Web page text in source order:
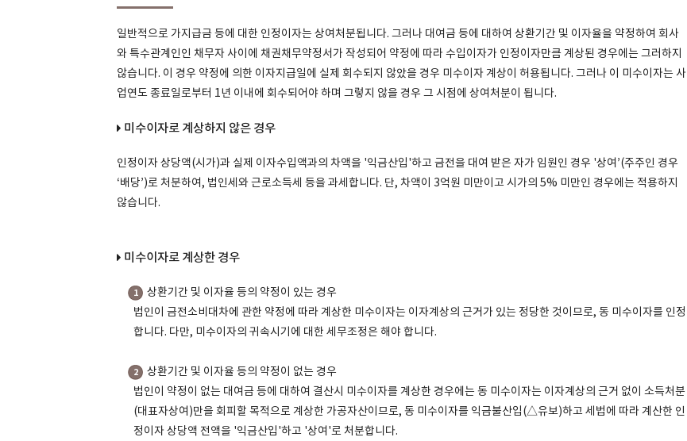
일반적으로 가지급금 등에 대한 인정이자는 상여처분됩니다. 그러나 대여금 등에 대하여 상환기간 및 이자율을 약정하여 회사
와 특수관계인인 채무자 사이에 채권채무약정서가 작성되어 약정에 따라 수입이자가 인정이자만큼 계상된 경우에는 그러하지
않습니다. 이 경우 약정에 의한 이자지급일에 실제 회수되지 않았을 경우 미수이자 계상이 허용됩니다. 그러나 이 미수이자는 사
업연도 종료일로부터 1년 이내에 회수되어야 하며 그렇지 않을 경우 그 시점에 상여처분이 됩니다.
미수이자로 계상하지 않은 경우
인정이자 상당액(시가)과 실제 이자수입액과의 차액을 '익금산입'하고 금전을 대여 받은 자가 임원인 경우 '상여’(주주인 경우
‘배당’)로 처분하여, 법인세와 근로소득세 등을 과세합니다. 단, 차액이 3억원 미만이고 시가의 5% 미만인 경우에는 적용하지
않습니다.
미수이자로 계상한 경우
1
상환기간 및 이자율 등의 약정이 있는 경우
법인이 금전소비대차에 관한 약정에 따라 계상한 미수이자는 이자계상의 근거가 있는 정당한 것이므로, 동 미수이자를 인정
합니다. 다만, 미수이자의 귀속시기에 대한 세무조정은 해야 합니다.
2
상환기간 및 이자율 등의 약정이 없는 경우
법인이 약정이 없는 대여금 등에 대하여 결산시 미수이자를 계상한 경우에는 동 미수이자는 이자계상의 근거 없이 소득처분
(대표자상여)만을 회피할 목적으로 계상한 가공자산이므로, 동 미수이자를 익금불산입(△유보)하고 세법에 따라 계산한 인
정이자 상당액 전액을 '익금산입'하고 '상여'로 처분합니다.